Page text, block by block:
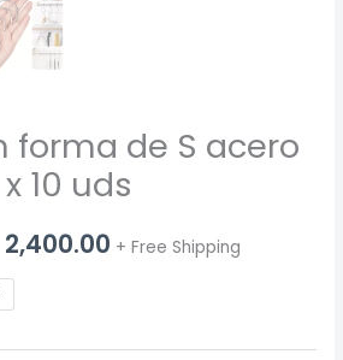
forma de S acero
10 uds
2,400.00 Price
+ Free Shipping